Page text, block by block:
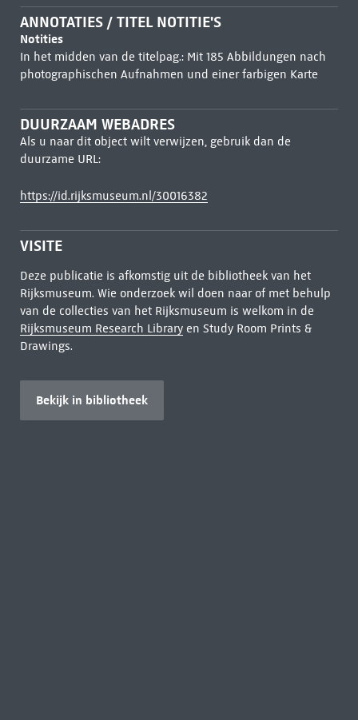
ANNOTATIES / TITEL NOTITIE'S
Notities
In het midden van de titelpag.: Mit 185 Abbildungen nach
photographischen Aufnahmen und einer farbigen Karte
DUURZAAM WEBADRES
Als u naar dit object wilt verwijzen, gebruik dan de
duurzame URL:
https://id.rijksmuseum.nl/30016382
VISITE
Deze publicatie is afkomstig uit de bibliotheek van het
Rijksmuseum. Wie onderzoek wil doen naar of met behulp
van de collecties van het Rijksmuseum is welkom in de
Rijksmuseum Research Libraryen Study Room Prints &
Drawings.
Bekijk in bibliotheek